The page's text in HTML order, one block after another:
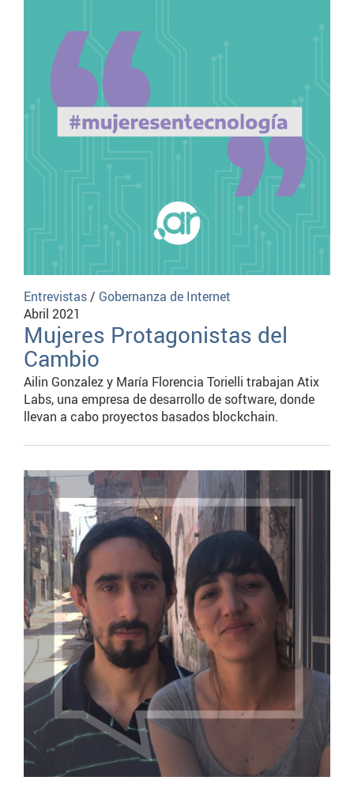
Entrevistas/ Gobernanza de Internet
Abril 2021
Mujeres Protagonistas del
Cambio
Ailin Gonzalez y María Florencia Torielli trabajan Atix
Labs, una empresa de desarrollo de software, donde
llevan a cabo proyectos basados blockchain.